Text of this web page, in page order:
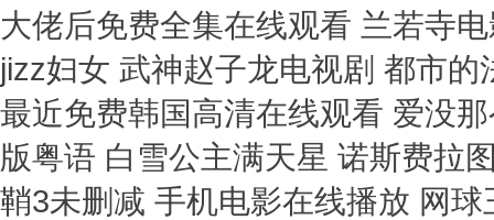
大佬后免费全集在线观看 兰若寺
jizz妇女 武神赵子龙电视剧 都市
最近免费韩国高清在线观看 爱没
版粤语 白雪公主满天星 诺斯费拉
鞘3未删减 手机电影在线播放 网